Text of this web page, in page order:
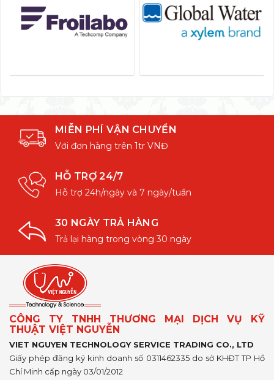
MIỄN PHÍ VẬN CHUYỂN
Với đơn hàng trên 1tr VNĐ
HỖ TRỢ 24/7
Hỗ trợ 24h/ngày và 7 ngày/tuần
30 NGÀY TRẢ HÀNG
Trả lại hàng trong vòng 30 ngày
CÔNG TY TNHH THƯƠNG MẠI DỊCH VỤ KỸ
THUẬT VIỆT NGUYỄN
VIET NGUYEN TECHNOLOGY SERVICE TRADING CO., LTD
Giấy phép đăng ký kinh doanh số 0311462335 do sở KHĐT TP Hồ
Chí Minh cấp ngày 03/01/2012